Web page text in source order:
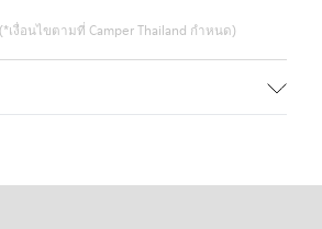
(*เงื่อนไขตามที่ Camper Thailand กำหนด)